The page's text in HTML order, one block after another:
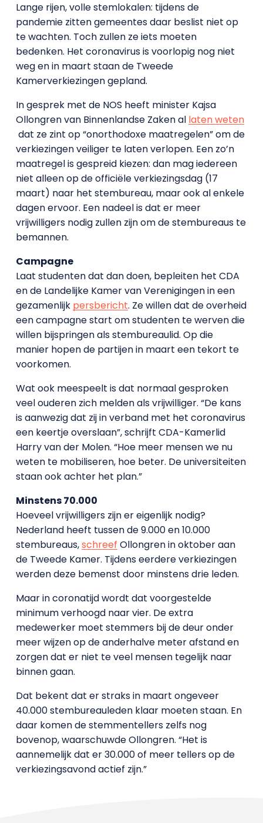
Lange rijen, volle stemlokalen: tijdens de
pandemie zitten gemeentes daar beslist niet op
te wachten. Toch zullen ze iets moeten
bedenken. Het coronavirus is voorlopig nog niet
weg en in maart staan de Tweede
Kamerverkiezingen gepland.
In gesprek met de NOS heeft minister Kajsa
Ollongren van Binnenlandse Zaken al laten weten
dat ze zint op “onorthodoxe maatregelen” om de
verkiezingen veiliger te laten verlopen. Een zo’n
maatregel is gespreid kiezen: dan mag iedereen
niet alleen op de officiële verkiezingsdag (17
maart) naar het stembureau, maar ook al enkele
dagen ervoor. Een nadeel is dat er meer
vrijwilligers nodig zullen zijn om de stembureaus te
bemannen.
Campagne
Laat studenten dat dan doen, bepleiten het CDA
en de Landelijke Kamer van Verenigingen in een
gezamenlijk persbericht. Ze willen dat de overheid
een campagne start om studenten te werven die
willen bijspringen als stembureaulid. Op die
manier hopen de partijen in maart een tekort te
voorkomen.
Wat ook meespeelt is dat normaal gesproken
veel ouderen zich melden als vrijwilliger. “De kans
is aanwezig dat zij in verband met het coronavirus
een keertje overslaan”, schrijft CDA-Kamerlid
Harry van der Molen. “Hoe meer mensen we nu
weten te mobiliseren, hoe beter. De universiteiten
staan ook achter het plan.”
Minstens 70.000
Hoeveel vrijwilligers zijn er eigenlijk nodig?
Nederland heeft tussen de 9.000 en 10.000
stembureaus,schreef Ollongren in oktober aan
de Tweede Kamer. Tijdens eerdere verkiezingen
werden deze bemenst door minstens drie leden.
Maar in coronatijd wordt dat voorgestelde
minimum verhoogd naar vier. De extra
medewerker moet stemmers bij de deur onder
meer wijzen op de anderhalve meter afstand en
zorgen dat er niet te veel mensen tegelijk naar
binnen gaan.
Dat bekent dat er straks in maart ongeveer
40.000 stembureauleden klaar moeten staan. En
daar komen de stemmentellers zelfs nog
bovenop, waarschuwde Ollongren. “Het is
aannemelijk dat er 30.000 of meer tellers op de
verkiezingsavond actief zijn.”